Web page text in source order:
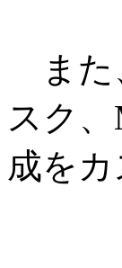
また
スク
成を